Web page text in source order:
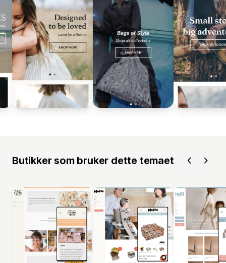
Butikker som bruker dette temaet